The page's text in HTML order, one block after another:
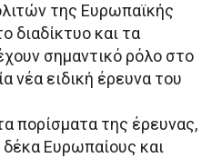
της Ευρωπαϊκής
διαδίκτυο και τα
σημαντικό ρόλο στο
νέα ειδική έρευνα του
πορίσματα της έρευνας,
Ευρωπαίους και